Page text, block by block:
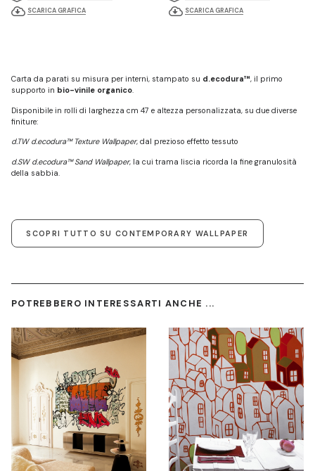
SCARICA GRAFICA
SCARICA GRAFICA
Carta da parati su misura per interni, stampato su d.ecodura™, il primo
supporto in bio-vinile organico.
Disponibile in rolli di larghezza cm 47 e altezza personalizzata, su due diverse
finiture:
d.TW d.ecodura™ Texture Wallpaper, dal prezioso effetto tessuto
d.SW d.ecodura™ Sand Wallpaper, la cui trama liscia ricorda la fine granulosità
della sabbia.
SCOPRI TUTTO SU CONTEMPORARY WALLPAPER
POTREBBERO INTERESSARTI ANCHE ...